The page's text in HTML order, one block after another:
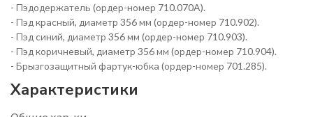
- Пэдодержатель (ордер-номер 710.070A).
- Пэд красный, диаметр 356 мм (ордер-номер 710.902).
- Пэд синий, диаметр 356 мм (ордер-номер 710.903).
- Пэд коричневый, диаметр 356 мм (ордер-номер 710.904).
- Брызгозащитный фартук-юбка (ордер-номер 701.285).
Характеристики